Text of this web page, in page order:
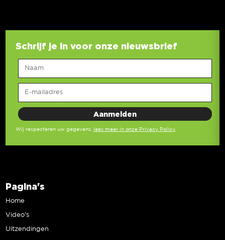
Schrijf je in voor onze nieuwsbrief
Wij respecteren uw gegevens, lees meer in onze Privacy Policy.
Pagina's
Home
Video’s
Uitzendingen